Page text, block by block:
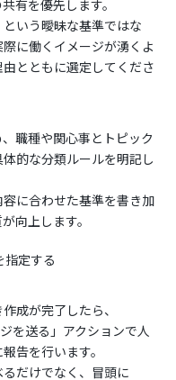
有を優先します。
いう曖昧な基準ではな
に働くイメージが湧くよ
とともに選定してくださ
職種や関心事とトピック
的な分類ルールを明記し
に合わせた基準を書き加
向上します。
指定する
成が完了したら、
を送る」アクションで人
告を行います。
だけでなく、冒頭に